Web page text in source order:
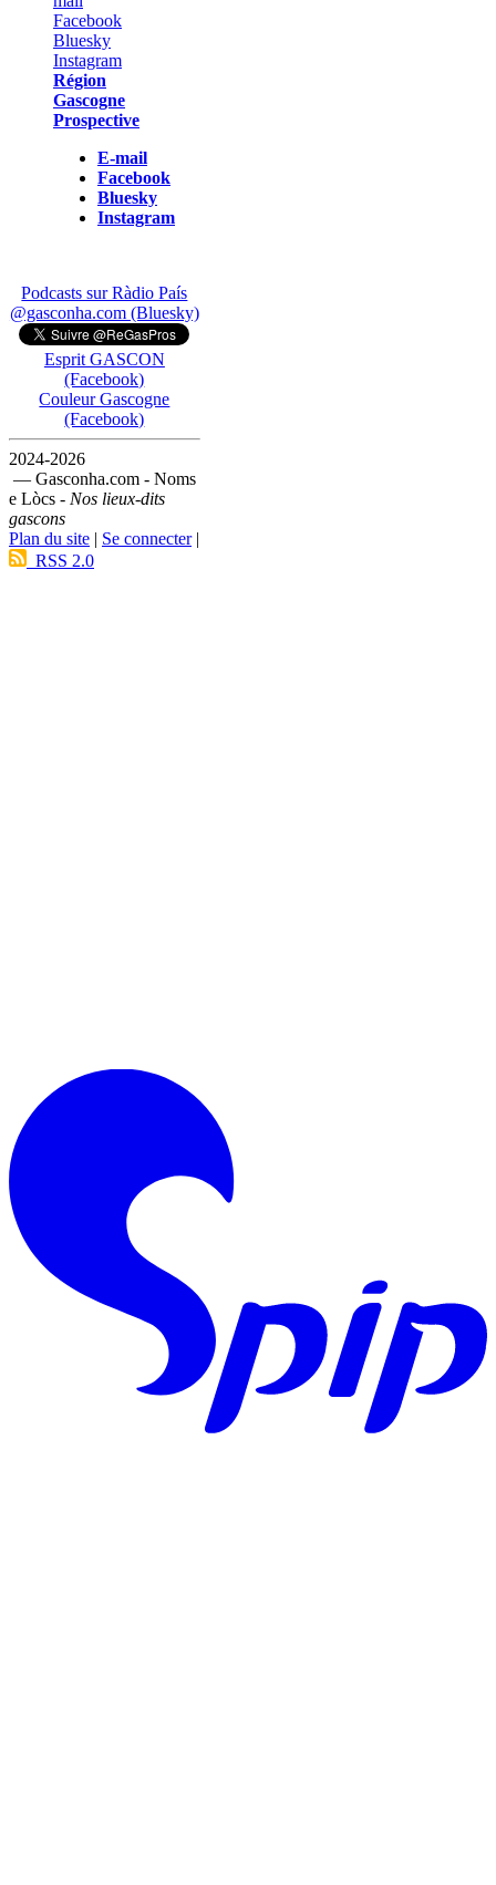
Région
Gascogne
Prospective
E-mail
Facebook
Bluesky
Instagram
Podcasts sur Ràdio País
@gasconha.com (Bluesky)
Esprit GASCON
(Facebook)
Couleur Gascogne
(Facebook)
2024-2026
— Gasconha.com - Noms
e Lòcs - Nos lieux-dits
gascons
Plan du site | Se connecter|
RSS 2.0